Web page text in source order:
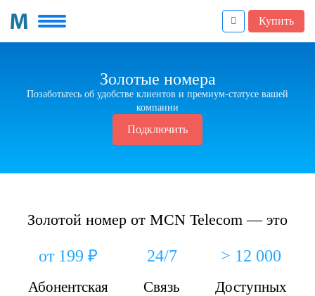
Купить
Золотые номера
Позаботьтесь об удобстве клиентов и премиум-статусе вашей
компании
Подключить
Золотой номер от MCN Telecom — это
от 199 ₽
Абонентская
24/7
Связь
> 12 000
Доступных